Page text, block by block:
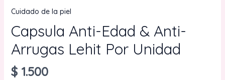
Cuidado de la piel
Capsula Anti-Edad & Anti-
Arrugas Lehit Por Unidad
$1.500